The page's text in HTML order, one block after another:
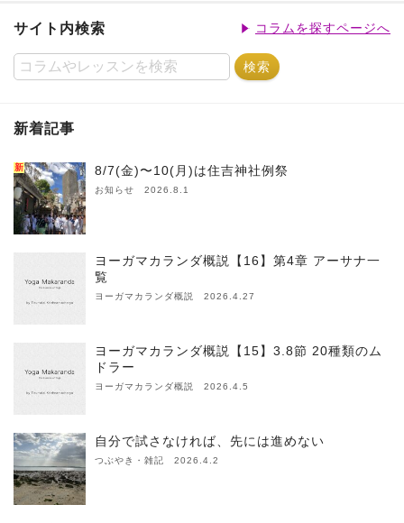
サイト内検索 コラムを探すページへ
新着記事
新 8/7(金)〜10(月)は住吉神社例祭
お知らせ 2026.8.1
ヨーガマカランダ概説【16】第4章 アーサナ一
覧
ヨーガマカランダ概説 2026.4.27
ヨーガマカランダ概説【15】3.8節 20種類のム
ドラー
ヨーガマカランダ概説 2026.4.5
自分で試さなければ、先には進めない
つぶやき・雑記 2026.4.2